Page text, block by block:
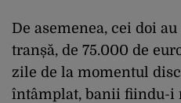
De asemenea, cei doi
tranșă, de 75.000 de
zile de la momentul
întâmplat, banii fiindu-